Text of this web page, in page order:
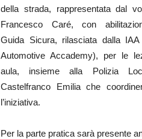
della strada, rappresentata dal
Francesco Caré, con
Guida Sicura, rilasciata dalla IAA
Automotive Accademy), per le
aula, insieme alla Polizia
Castelfranco Emilia che
l’iniziativa.
Per la parte pratica sarà presente